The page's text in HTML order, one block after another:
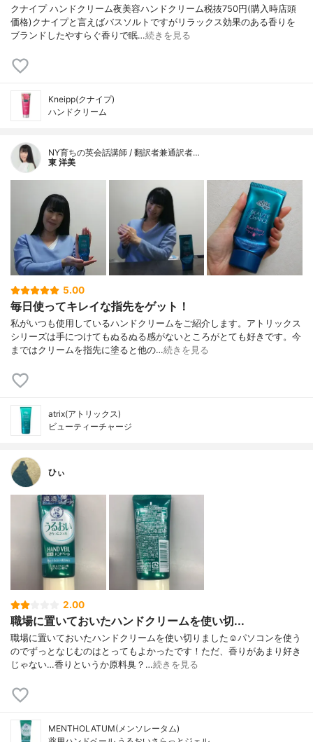
クナイプ ハンドクリーム夜美容ハンドクリーム税抜750円(購入時店頭
価格)クナイプと言えばバスソルトですがリラックス効果のある香りを
ブランドしたやすらぐ香りで眠…続きを見る
Kneipp(クナイプ)
ハンドクリーム
NY育ちの英会話講師 / 翻訳者兼通訳者…
東 洋美
5.00
毎日使ってキレイな指先をゲット！
私がいつも使用しているハンドクリームをご紹介します。アトリックス
シリーズは手につけてもぬるぬる感がないところがとても好きです。今
まではクリームを指先に塗ると他の…続きを見る
atrix(アトリックス)
ビューティーチャージ
ひぃ
2.00
職場に置いておいたハンドクリームを使い切...
職場に置いておいたハンドクリームを使い切りました☺️パソコンを使う
のでずっとなじむのはとってもよかったです！ただ、香りがあまり好き
じゃない…香りというか原料臭？…続きを見る
MENTHOLATUM(メンソレータム)